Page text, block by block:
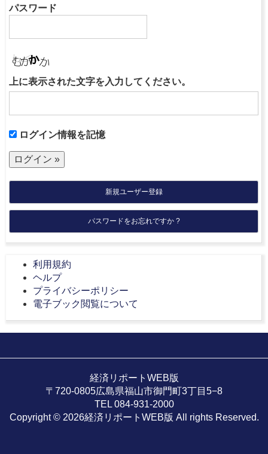
パスワード
上に表示された文字を入力してください。
ログイン情報を記憶
新規ユーザー登録
パスワードをお忘れですか ?
利用規約
ヘルプ
プライバシーポリシー
電子ブック閲覧について
経済リポートWEB版
〒720-0805広島県福山市御門町3丁目5−8
TEL 084-931-2000
Copyright © 2026経済リポートWEB版 All rights Reserved.